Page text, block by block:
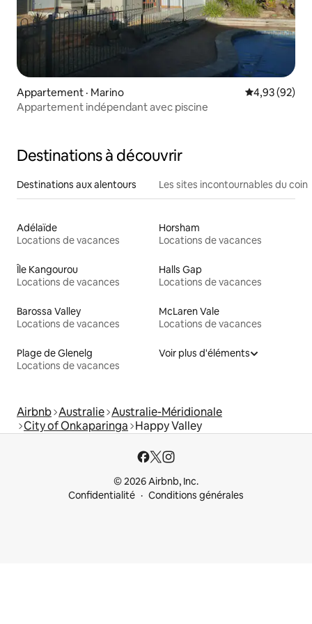
Appartement · Marino Note
4,93 (92)
Appartement indépendant avec piscine
Destinations à découvrir
Destinations aux alentours Les sites incontournables du coin
Adélaïde
Locations de vacances
Horsham
Locations de vacances
Île Kangourou
Locations de vacances
Halls Gap
Locations de vacances
Barossa Valley
Locations de vacances
McLaren Vale
Locations de vacances
Plage de Glenelg
Locations de vacances
Voir plus d'éléments
Airbnb Australie Australie-Méridionale
City of Onkaparinga Happy Valley
© 2026 Airbnb, Inc.
Confidentialité
Conditions générales